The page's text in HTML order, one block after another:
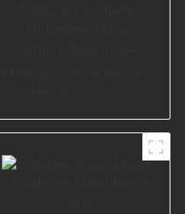
Metall und
Möbelbeschläge,
Schrankfüße S1040